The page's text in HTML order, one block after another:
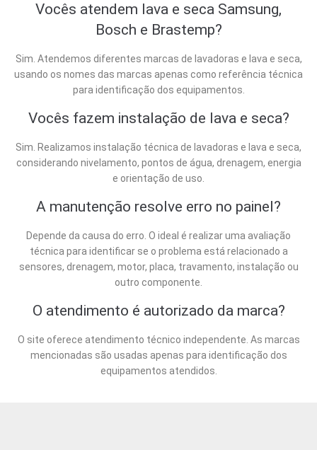
Vocês atendem lava e seca Samsung,
Bosch e Brastemp?
Sim. Atendemos diferentes marcas de lavadoras e lava e seca,
usando os nomes das marcas apenas como referência técnica
para identificação dos equipamentos.
Vocês fazem instalação de lava e seca?
Sim. Realizamos instalação técnica de lavadoras e lava e seca,
considerando nivelamento, pontos de água, drenagem, energia
e orientação de uso.
A manutenção resolve erro no painel?
Depende da causa do erro. O ideal é realizar uma avaliação
técnica para identificar se o problema está relacionado a
sensores, drenagem, motor, placa, travamento, instalação ou
outro componente.
O atendimento é autorizado da marca?
O site oferece atendimento técnico independente. As marcas
mencionadas são usadas apenas para identificação dos
equipamentos atendidos.